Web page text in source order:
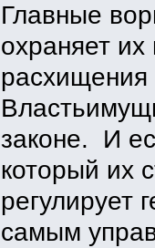
Главные
охраняет
законе. И
который их
регулирует
самым